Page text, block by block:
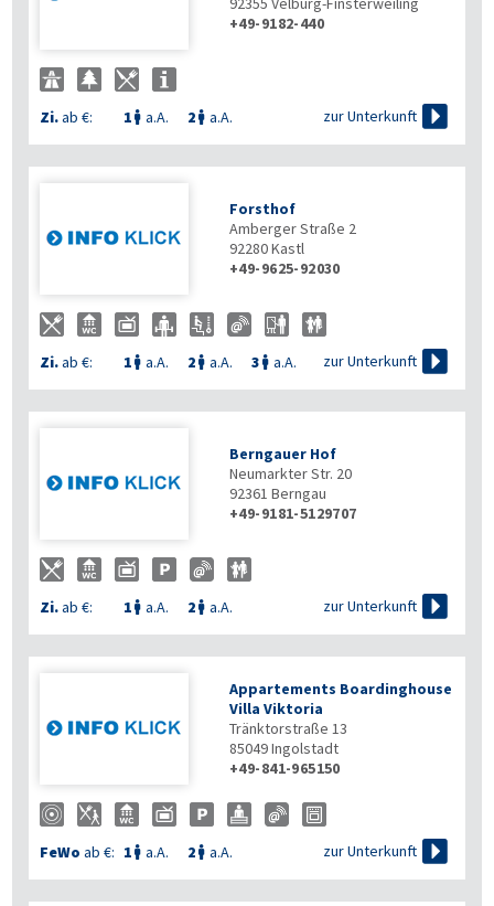
+49-9182-440
Zi.ab €: 1  a.A. 2  a.A. zur Unterkunft 
Forsthof
Amberger Straße 2
92280Kastl
+49-9625-92030
Zi.ab €: 1  a.A. 2  a.A. 3  a.A. zur Unterkunft 
Berngauer Hof
Neumarkter Str. 20
92361 Berngau
+49-9181-5129707
Zi.ab €: 1  a.A. 2  a.A. zur Unterkunft 
Appartements Boardinghouse
Villa Viktoria
Tränktorstraße 13
85049Ingolstadt
+49-841-965150
FeWo ab €: 1  a.A. 2  a.A. zur Unterkunft 